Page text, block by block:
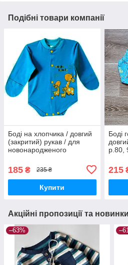
Подібні товари компанії
Боді на хлопчика / довгий
(закритий) рукав / для
новонародженого
185 ₴ 235 ₴
Купити
Боді
р.80,
215
Акційні пропозиції та новинки
–63%